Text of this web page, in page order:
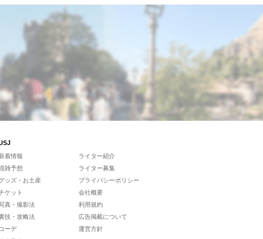
着情報
雑予想
ッズ・お土産
ケット
真・撮影法
技・攻略法
コーデ
ライター紹介
ライター募集
プライバシーポリシー
会社概要
利用規約
広告掲載について
運営方針